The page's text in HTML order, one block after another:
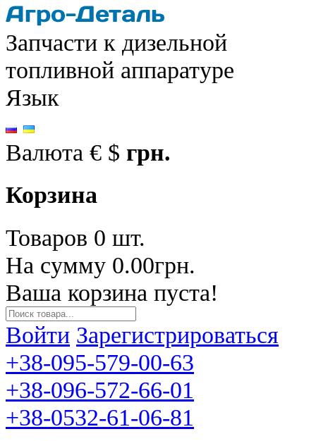
Запчасти к дизельной
топливной аппаратуре
Язык
Валюта € $ грн.
Корзина
Товаров 0 шт.
На сумму 0.00грн.
Ваша корзина пуста!
Войти Зарегистрироваться
+38-095-579-00-63
+38-096-572-66-01
+38-0532-61-06-81